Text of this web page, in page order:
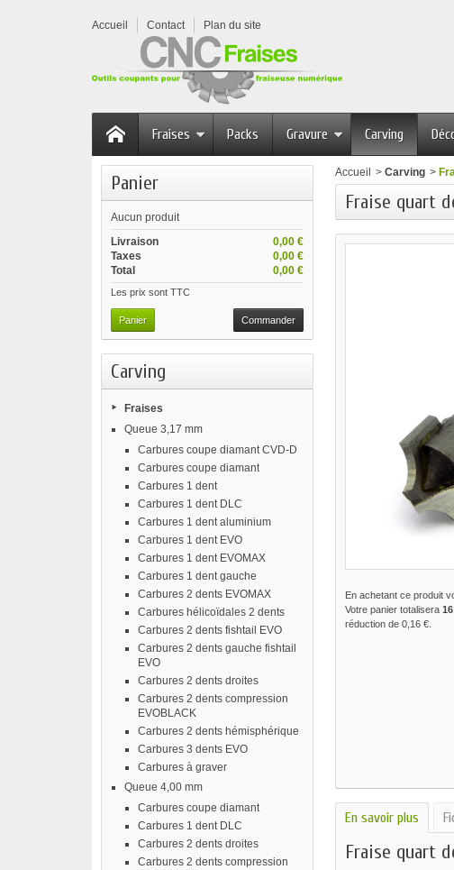
Accueil Contact Plan du site
Fraises Packs Gravure Carving
Panier
Aucun produit
0,00 €
Livraison
0,00 €
Taxes
0,00 €
Total
Les prix sont TTC
Panier Commander
Carving
Fraises
Queue 3,17 mm
Carbures coupe diamant CVD-D
Carbures coupe diamant
Carbures 1 dent
Carbures 1 dent DLC
Carbures 1 dent aluminium
Carbures 1 dent EVO
Carbures 1 dent EVOMAX
Carbures 1 dent gauche
Carbures 2 dents EVOMAX
Carbures hélicoïdales 2 dents
Carbures 2 dents fishtail EVO
Carbures 2 dents gauche fishtail
EVO
Carbures 2 dents droites
Carbures 2 dents compression
EVOBLACK
Carbures 2 dents hémisphérique
Carbures 3 dents EVO
Carbures à graver
Queue 4,00 mm
Carbures coupe diamant
Carbures 1 dent DLC
Carbures 2 dents droites
Carbures 2 dents compression
Accueil > Carving >
Fraise quart
En achetant ce produit
Votre panier totalisera 16
réduction de 0,16 €.
En savoir plus
Fraise quart